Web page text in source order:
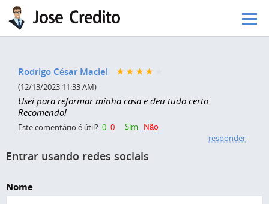
Pular para o conteúdo principal
Rodrigo César Maciel
(12/13/2023 11:33 AM)
Usei para reformar minha casa e deu tudo certo.
Recomendo!
Este comentário é útil? 0 0 Sim
Não
responder
Entrar usando redes sociais
Nome